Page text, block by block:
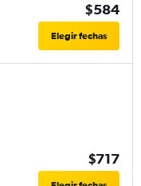
$584
Elegir fechas
$717